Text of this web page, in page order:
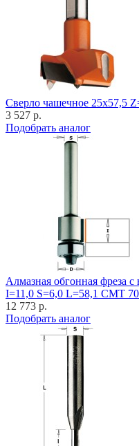
Cверло чашечное 25x57,5
3 527 р.
Подобрать аналог
Алмазная обгонная фреза
I=11,0 S=6,0 L=58,1 CMT
12 773 р.
Подобрать аналог